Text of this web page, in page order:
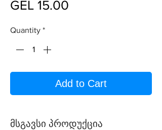
GEL 15.00
Quantity *
Add to Cart
მსგავსი პროდუქცია